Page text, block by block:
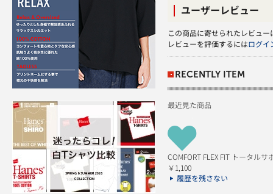
ユーザーレビュー
この商品に寄せられたレビュ
レビューを評価するにはログイ
RECENTLY ITEM
最近見た商品
COMFORT FLEX FIT トータル
￥1,100
履歴を残さない